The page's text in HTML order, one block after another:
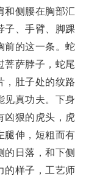
和侧腰在胸部汇
子、手臂、脚踝
前的这一条。蛇
菩萨脖子，蛇尾
，肚子处的纹路
见真功夫。下身
凶狠的虎头，虎
腿伸，短粗而有
的日落，和下侧
的样子，工艺师